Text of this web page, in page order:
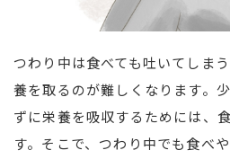
つわり中は食べても吐いてしま
養を取るのが難しくなります。
ずに栄養を吸収するためには、
す。そこで、つわり中でも食べ